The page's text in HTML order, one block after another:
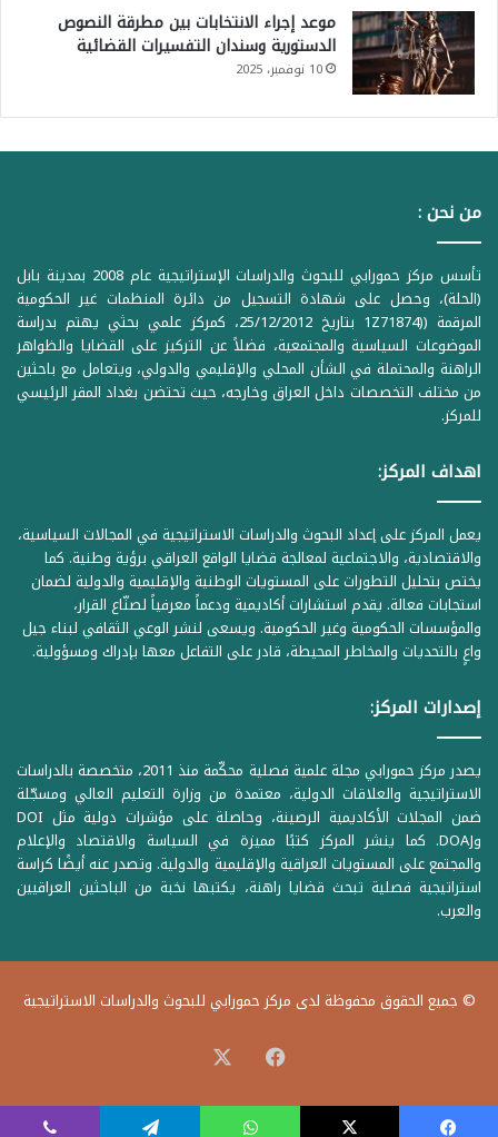
موعد إجراء الانتخابات بين مطرقة النصوص
الدستورية وسندان التفسيرات القضائية
10 نوفمبر، 2025
من نحن :
تأسس مركز حمورابي للبحوث والدراسات الإستراتيجية عام 2008 بمدينة بابل
(الحلة)، وحصل على شهادة التسجيل من دائرة المنظمات غير الحكومية
المرقمة ((1Z71874 بتاريخ 25/12/2012، كمركز علمي بحثي يهتم بدراسة
الموضوعات السياسية والمجتمعية، فضلاً عن التركيز على القضايا والظواهر
الراهنة والمحتملة في الشأن المحلي والإقليمي والدولي، ويتعامل مع باحثين
من مختلف التخصصات داخل العراق وخارجه، حيث تحتضن بغداد المقر الرئيسي
للمركز.
اهداف المركز:
يعمل المركز على إعداد البحوث والدراسات الاستراتيجية في المجالات السياسية،
والاقتصادية، والاجتماعية لمعالجة قضايا الواقع العراقي برؤية وطنية. كما
يختص بتحليل التطورات على المستويات الوطنية والإقليمية والدولية لضمان
استجابات فعالة. يقدم استشارات أكاديمية ودعماً معرفياً لصنّاع القرار،
والمؤسسات الحكومية وغير الحكومية. ويسعى لنشر الوعي الثقافي لبناء جيل
واعٍ بالتحديات والمخاطر المحيطة، قادر على التفاعل معها بإدراك ومسؤولية.
إصدارات المركز:
يصدر مركز حمورابي مجلة علمية فصلية محكّمة منذ 2011، متخصصة بالدراسات
الاستراتيجية والعلاقات الدولية، معتمدة من وزارة التعليم العالي ومسجّلة
ضمن المجلات الأكاديمية الرصينة، وحاصلة على مؤشرات دولية مثل DOI
وDOAJ. كما ينشر المركز كتبًا مميزة في السياسة والاقتصاد والإعلام
والمجتمع على المستويات العراقية والإقليمية والدولية. وتصدر عنه أيضًا كراسة
استراتيجية فصلية تبحث قضايا راهنة، يكتبها نخبة من الباحثين العراقيين
والعرب.
© جميع الحقوق محفوظة لدى مركز حمورابي للبحوث والدراسات الاستراتيجية
فيسبوك